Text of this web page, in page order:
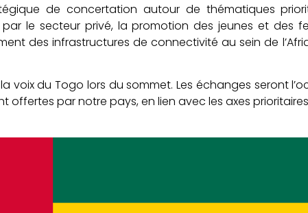
de concertation autour de thématiques
le secteur privé, la promotion des jeunes et des
des infrastructures de connectivité au sein de
voix du Togo lors du sommet. Les échanges seront
offertes par notre pays, en lien avec les axes